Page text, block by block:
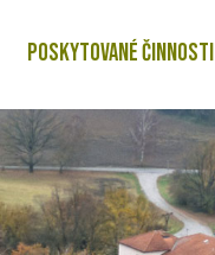
POSKYTOVANÉ ČINNOSTI